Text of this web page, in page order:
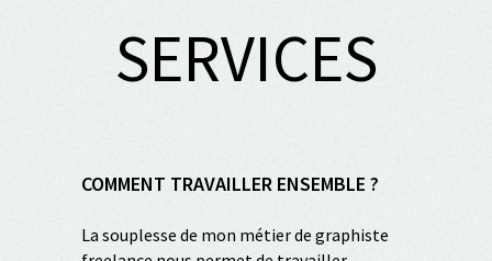
SERVICES
COMMENT TRAVAILLER ENSEMBLE ?
La souplesse de mon métier de graphiste